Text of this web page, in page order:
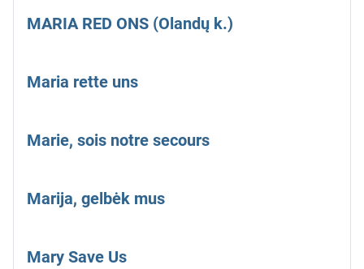
MARIA RED ONS (Olandų k.)
Maria rette uns
Marie, sois notre secours
Marija, gelbėk mus
Mary Save Us